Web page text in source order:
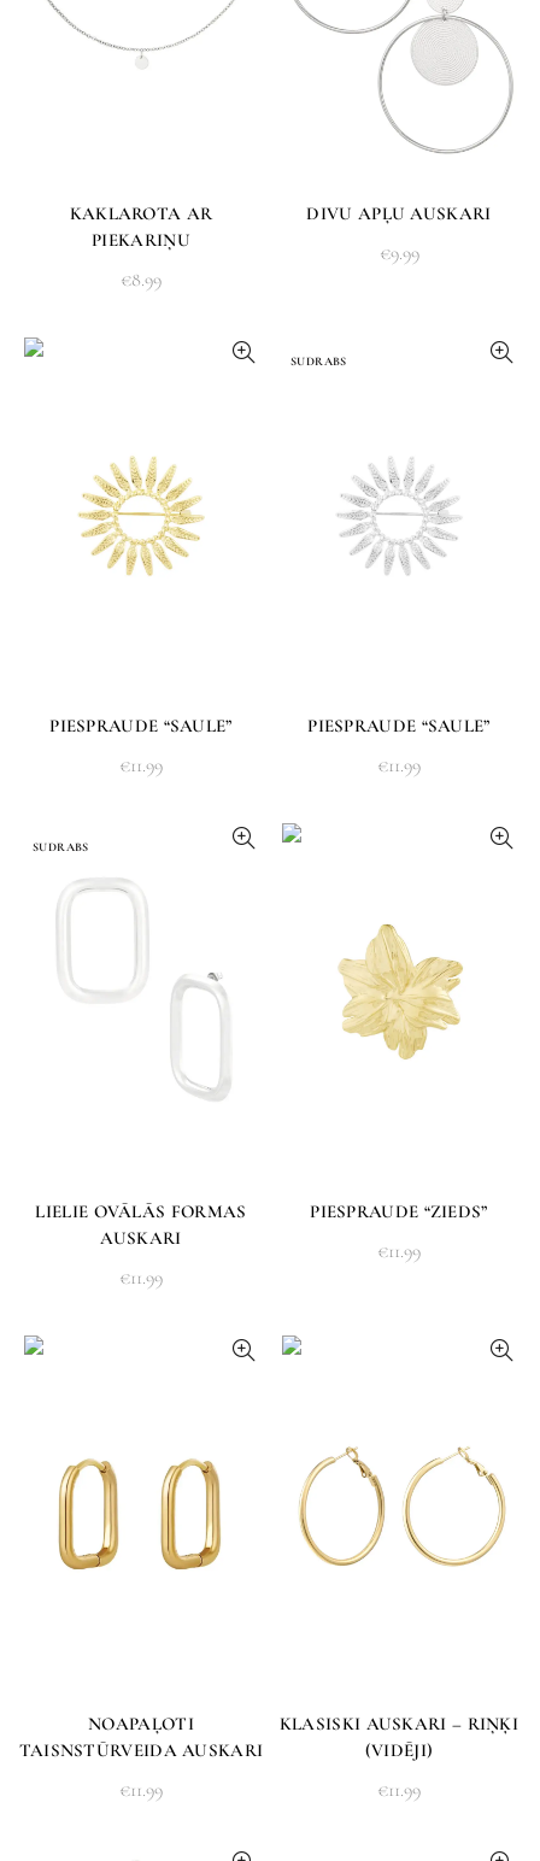
KAKLAROTA AR
PIEKARIŅU
€8.99
DIVU APĻU AUSKARI
€9.99
PIESPRAUDE “SAULE”
€11.99
SUDRABS
PIESPRAUDE “SAULE”
€11.99
SUDRABS
LIELIE OVĀLĀS FORMAS
AUSKARI
€11.99
PIESPRAUDE “ZIEDS”
€11.99
NOAPAĻOTI
TAISNSTŪRVEIDA AUSKARI
€11.99
KLASISKI AUSKARI – RIŅĶI
(VIDĒJI)
€11.99